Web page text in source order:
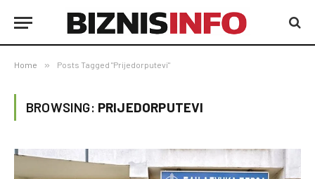
Home » Posts Tagged "Prijedorputevi"
BROWSING: PRIJEDORPUTEVI